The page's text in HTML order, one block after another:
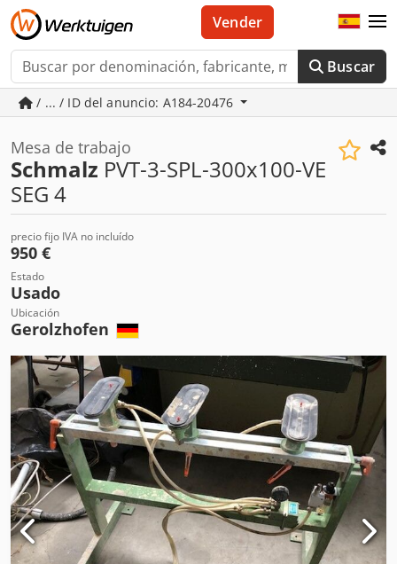
Buscar
Vender
/ ... / ID del anuncio: A184-20476
Mesa de trabajo
Schmalz PVT-3-SPL-300x100-VE
SEG 4
precio fijo IVA no incluído
950 €
Estado
Usado
Ubicación
Gerolzhofen